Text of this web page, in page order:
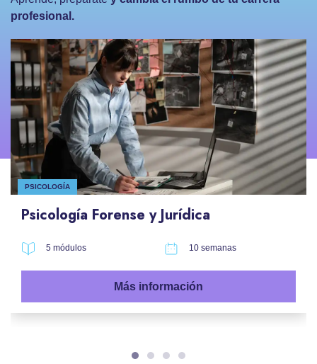
profesional.
PSICOLOGÍA
Psicología Forense y Jurídica
5 módulos 10 semanas
Más información